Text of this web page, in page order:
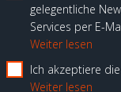
gelegentliche
Services per E-
Weiter lesen
Ich akzeptiere
Weiter lesen